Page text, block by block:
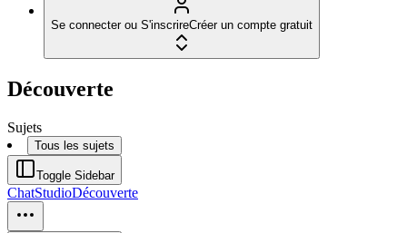
Se connecter ou S'inscrireCréer un compte gratuit
Découverte
Sujets
Tous les sujets
Toggle Sidebar
ChatStudioDécouverte